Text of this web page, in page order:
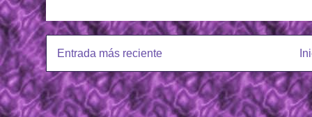
Entrada más reciente